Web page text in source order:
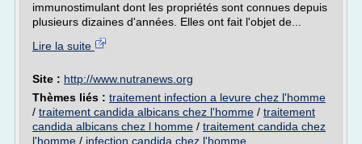
immunostimulant dont les propriétés sont connues depuis
plusieurs dizaines d'années. Elles ont fait l'objet de...
Lire la suite
Site : http://www.nutranews.org
Thèmes liés : traitement infection a levure chez l'homme
/ traitement candida albicans chez l'homme / traitement
candida albicans chez l homme / traitement candida chez
l'homme / infection candida chez l'homme